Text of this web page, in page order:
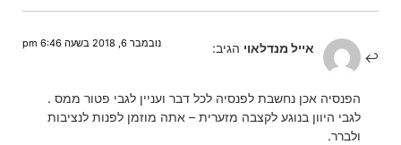
אייל מנדלאוי הגיב: נובמבר 6, 2018 בשעה 6:46 pm
הפנסיה אכן נחשבת לפנסיה לכל דבר ועניין לגבי פטור ממס .
לגבי היוון בנוגע לקצבה מזערית – אתה מוזמן לפנות לנציבות
ולברר.